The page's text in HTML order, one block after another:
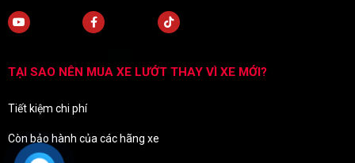
TẠI SAO NÊN MUA XE LƯỚT THAY VÌ XE MỚI?
Tiết kiệm chi phí
Còn bảo hành của các hãng xe